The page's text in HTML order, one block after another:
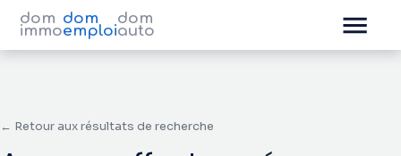
dom
immo
dom
emploi
dom
auto
← Retour aux résultats de recherche